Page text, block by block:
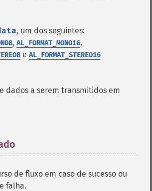
, um dos seguintes:
, AL_FORMAT_MONO16,
e AL_FORMAT_STEREO16
dados a serem transmitidos em
de fluxo em caso de sucesso ou
falha.